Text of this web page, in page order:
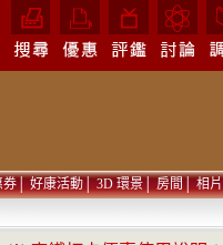
券│好康活動│3D 環景│房間│相片